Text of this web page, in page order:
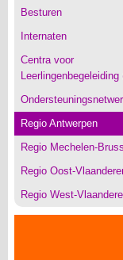
Besturen
Internaten
Centra voor
Leerlingenbegeleiding
Regio Antwerpen
Regio Mechelen-
Regio Oost-
Regio West-